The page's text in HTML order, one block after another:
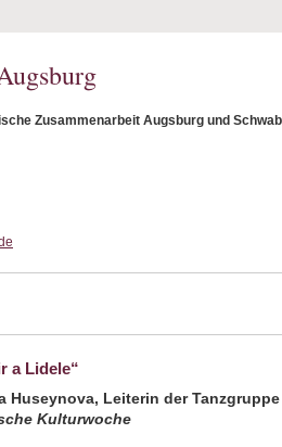
Zusammenarbeit Augsburg und
a Lidele“
Huseynova, Leiterin der Tanzgruppe
Kulturwoche